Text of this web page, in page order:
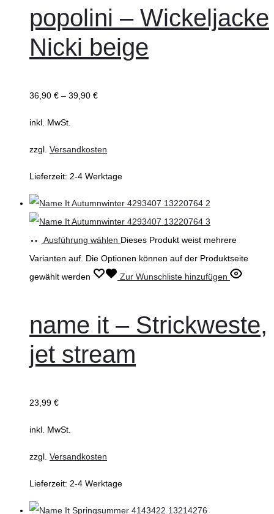
popolini – Wickeljacke
Nicki beige
36,90 € – 39,90 €
inkl. MwSt.
zzgl. Versandkosten
Lieferzeit: 2-4 Werktage
Ausführung wählen Dieses Produkt weist mehrere
Varianten auf. Die Optionen können auf der Produktseite
gewählt werden
Zur Wunschliste hinzufügen
name it – Strickweste,
jet stream
23,99 €
inkl. MwSt.
zzgl. Versandkosten
Lieferzeit: 2-4 Werktage